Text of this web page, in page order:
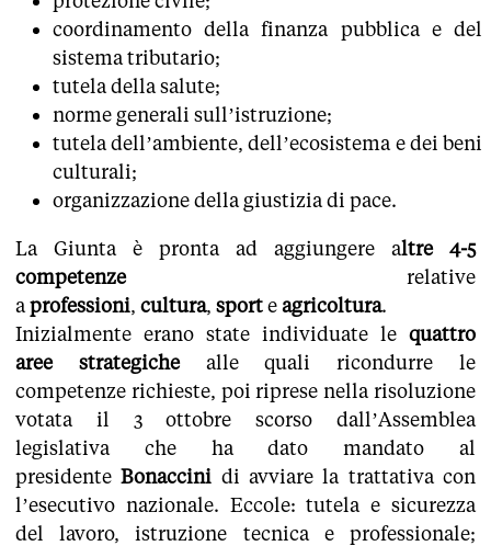
coordinamento della finanza pubblica e del
sistema tributario;
tutela della salute;
norme generali sull’istruzione;
tutela dell’ambiente, dell’ecosistema e dei beni
culturali;
organizzazione della giustizia di pace.
La Giunta è pronta ad aggiungere altre 4-5
competenzerelative
aprofessioni, cultura, sporteagricoltura.
Inizialmente erano state individuate le quattro
aree strategichealle quali ricondurre le
competenze richieste, poi riprese nella risoluzione
votata il 3 ottobre scorso dall’Assemblea
legislativa che ha dato mandato al
presidenteBonaccini di avviare la trattativa con
l’esecutivo nazionale. Eccole: tutela e sicurezza
del lavoro, istruzione tecnica e professionale;